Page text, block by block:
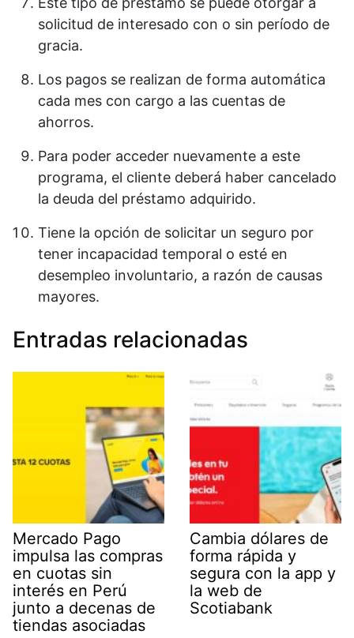
solicitud de interesado con o sin período de
gracia.
Los pagos se realizan de forma automática
cada mes con cargo a las cuentas de
ahorros.
Para poder acceder nuevamente a este
programa, el cliente deberá haber cancelado
la deuda del préstamo adquirido.
Tiene la opción de solicitar un seguro por
tener incapacidad temporal o esté en
desempleo involuntario, a razón de causas
mayores.
Entradas relacionadas
Mercado Pago
impulsa las compras
en cuotas sin
interés en Perú
junto a decenas de
tiendas asociadas
Cambia dólares de
forma rápida y
segura con la app y
la web de
Scotiabank